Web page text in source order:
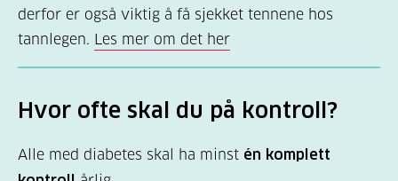
derfor er også viktig å få sjekket tennene hos
tannlegen. Les mer om det her
Hvor ofte skal du på kontroll?
Alle med diabetes skal ha minst én komplett